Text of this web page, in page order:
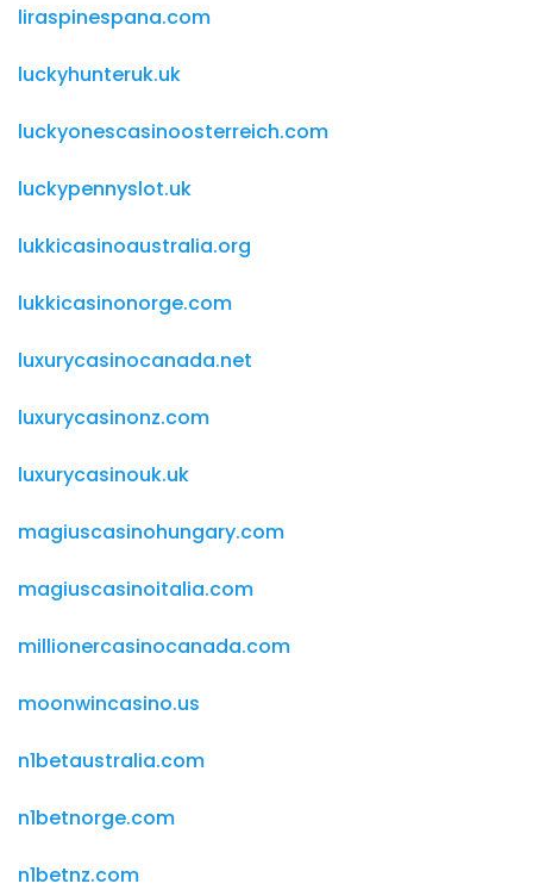
liraspinespana.com
luckyhunteruk.uk
luckyonescasinoosterreich.com
luckypennyslot.uk
lukkicasinoaustralia.org
lukkicasinonorge.com
luxurycasinocanada.net
luxurycasinonz.com
luxurycasinouk.uk
magiuscasinohungary.com
magiuscasinoitalia.com
millionercasinocanada.com
moonwincasino.us
n1betaustralia.com
n1betnorge.com
n1betnz.com